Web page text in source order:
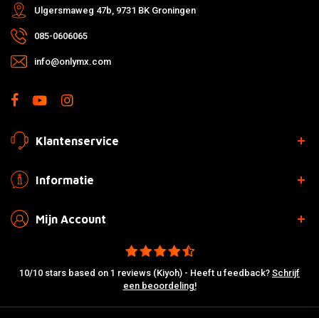
Ulgersmaweg 47b, 9731 BK Groningen
085-0606065
info@onlymx.com
Klantenservice
Informatie
Mijn Account
10/10 stars based on 1 reviews (Kiyoh) - Heeft u feedback? Schrijf
een beoordeling!